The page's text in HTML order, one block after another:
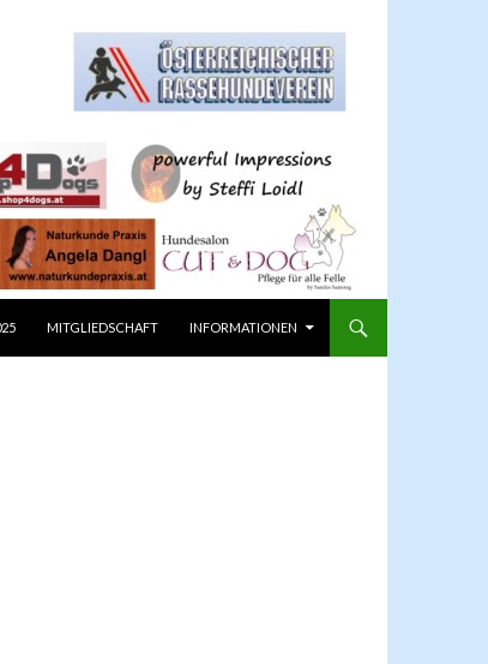
MITGLIEDSCHAFT INFORMATIONEN